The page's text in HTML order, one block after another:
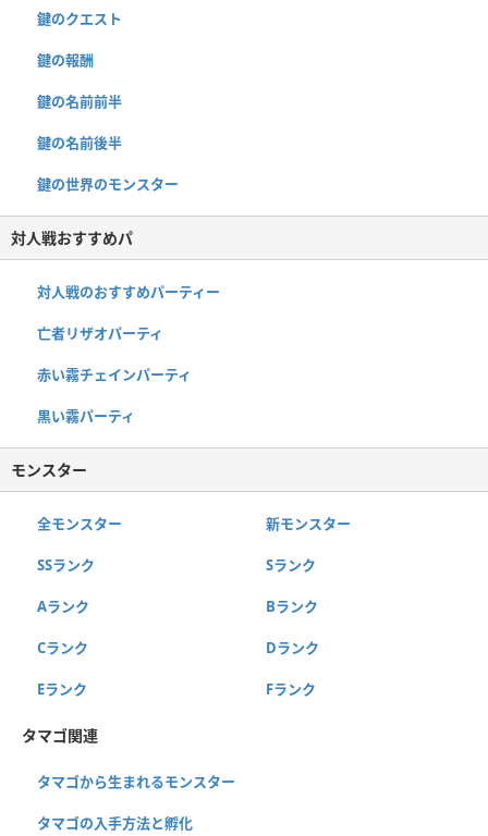
鍵のクエスト
鍵の報酬
鍵の名前前半
鍵の名前後半
鍵の世界のモンスター
対人戦おすすめパ
対人戦のおすすめパーティー
亡者リザオパーティ
赤い霧チェインパーティ
黒い霧パーティ
モンスター
全モンスター 新モンスター
SSランク Sランク
Aランク Bランク
Cランク Dランク
Eランク Fランク
タマゴ関連
タマゴから生まれるモンスター
タマゴの入手方法と孵化